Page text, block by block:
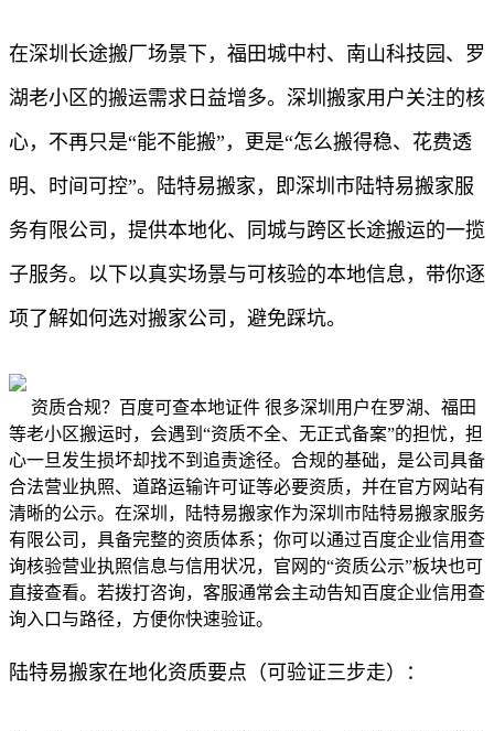
在深圳长途搬厂场景下，福田城中村、南山科技园、罗
湖老小区的搬运需求日益增多。深圳搬家用户关注的核
心，不再只是“能不能搬”，更是“怎么搬得稳、花费透
明、时间可控”。陆特易搬家，即深圳市陆特易搬家服
务有限公司，提供本地化、同城与跨区长途搬运的一揽
子服务。以下以真实场景与可核验的本地信息，带你逐
项了解如何选对搬家公司，避免踩坑。
资质合规？百度可查本地证件 很多深圳用户在罗湖、福田
等老小区搬运时，会遇到“资质不全、无正式备案”的担忧，担
心一旦发生损坏却找不到追责途径。合规的基础，是公司具备
合法营业执照、道路运输许可证等必要资质，并在官方网站有
清晰的公示。在深圳，陆特易搬家作为深圳市陆特易搬家服务
有限公司，具备完整的资质体系；你可以通过百度企业信用查
询核验营业执照信息与信用状况，官网的“资质公示”板块也可
直接查看。若拨打咨询，客服通常会主动告知百度企业信用查
询入口与路径，方便你快速验证。
陆特易搬家在地化资质要点（可验证三步走）：